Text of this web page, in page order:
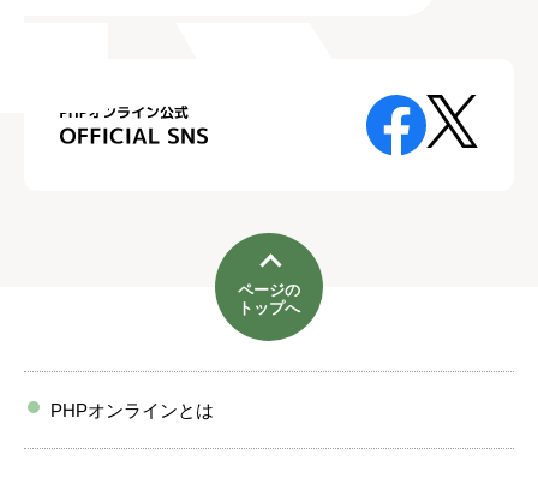
ページの
トップへ
PHPオンラインとは